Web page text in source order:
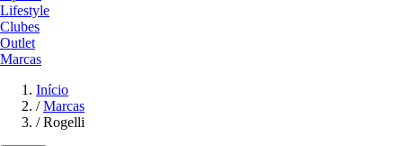
Lifestyle
Clubes
Outlet
Marcas
Início
/ Marcas
/ Rogelli